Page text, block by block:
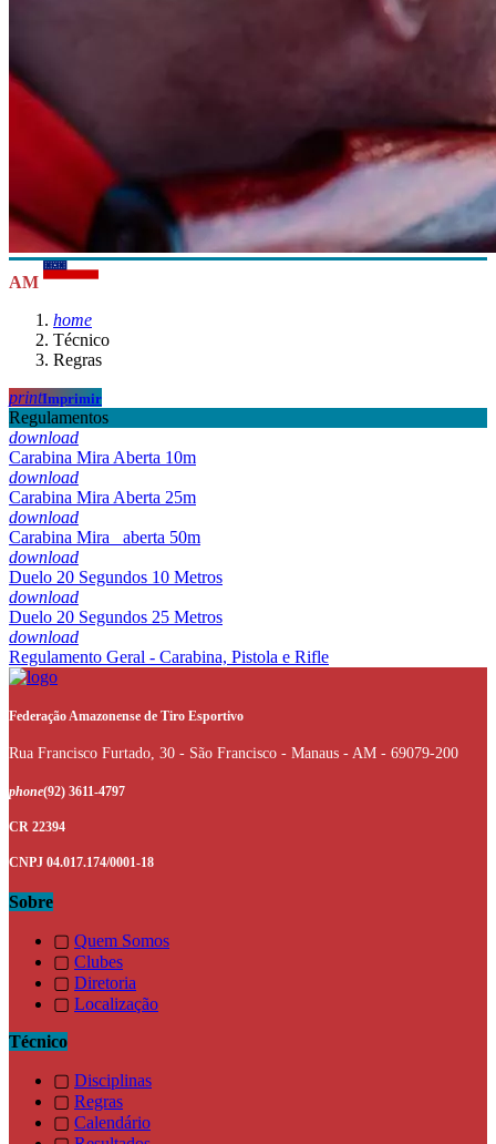
AM
home
Técnico
Regras
printImprimir
Regulamentos
download
Carabina Mira Aberta 10m
download
Carabina Mira Aberta 25m
download
Carabina Mira _aberta 50m
download
Duelo 20 Segundos 10 Metros
download
Duelo 20 Segundos 25 Metros
download
Regulamento Geral - Carabina, Pistola e Rifle
Federação Amazonense de Tiro Esportivo
Rua Francisco Furtado, 30 - São Francisco - Manaus - AM - 69079-200
phone(92) 3611-4797
CR 22394
CNPJ 04.017.174/0001-18
Sobre
▢ Quem Somos
▢ Clubes
▢ Diretoria
▢ Localização
Técnico
▢ Disciplinas
▢ Regras
▢ Calendário